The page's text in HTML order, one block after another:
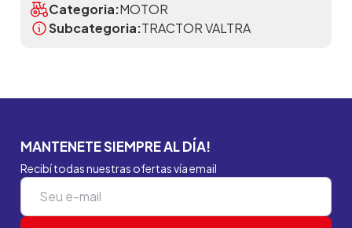
Categoria:MOTOR
Subcategoria:TRACTOR VALTRA
MANTENETE SIEMPRE AL DÍA!
Recibí todas nuestras ofertas vía email